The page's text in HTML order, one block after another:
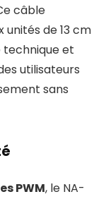
câble
de 13 cm
et
utilisateurs
sans
PWM, le NA-